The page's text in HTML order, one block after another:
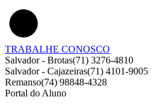
TRABALHE CONOSCO
Salvador - Brotas(71) 3276-4810
Salvador - Cajazeiras(71) 4101-9005
Remanso(74) 98848-4328
Portal do Aluno